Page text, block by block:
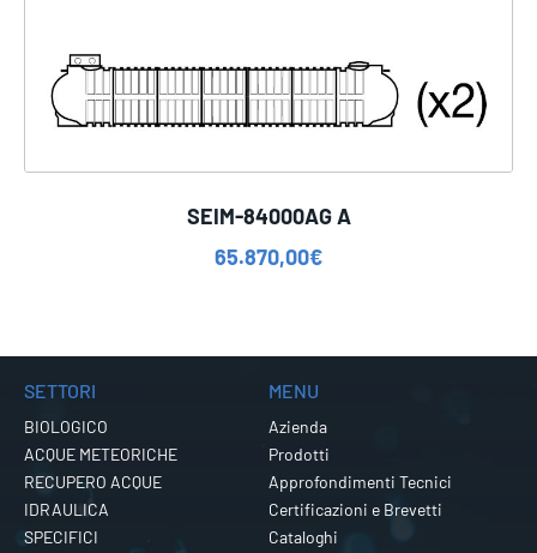
SEIM-84000AG A
65.870,00€
SETTORI
BIOLOGICO
ACQUE METEORICHE
RECUPERO ACQUE
IDRAULICA
SPECIFICI
MENU
Azienda
Prodotti
Approfondimenti Tecnici
Certificazioni e Brevetti
Cataloghi